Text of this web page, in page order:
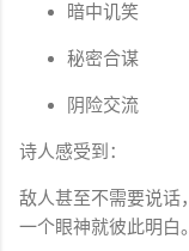
暗中讥笑
秘密合谋
阴险交流
诗人感受到：
敌人甚至不需要说话，
一个眼神就彼此明白。